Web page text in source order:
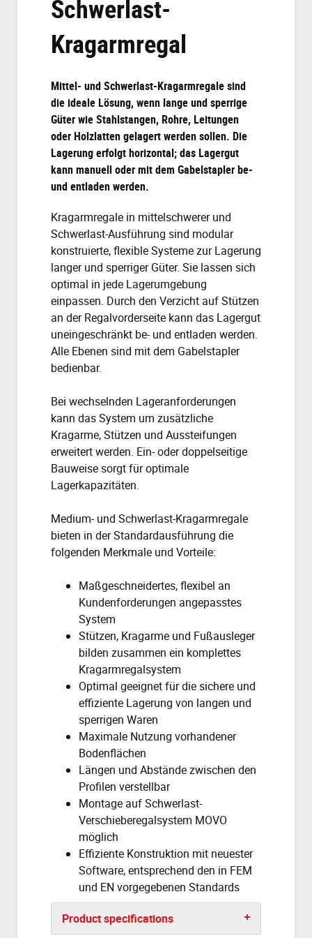
Schwerlast-
Kragarmregal
Mittel- und Schwerlast-Kragarmregale sind
die ideale Lösung, wenn lange und sperrige
Güter wie Stahlstangen, Rohre, Leitungen
oder Holzlatten gelagert werden sollen. Die
Lagerung erfolgt horizontal; das Lagergut
kann manuell oder mit dem Gabelstapler be-
und entladen werden.
Kragarmregale in mittelschwerer und
Schwerlast-Ausführung sind modular
konstruierte, flexible Systeme zur Lagerung
langer und sperriger Güter. Sie lassen sich
optimal in jede Lagerumgebung
einpassen. Durch den Verzicht auf Stützen
an der Regalvorderseite kann das Lagergut
uneingeschränkt be- und entladen werden.
Alle Ebenen sind mit dem Gabelstapler
bedienbar.
Bei wechselnden Lageranforderungen
kann das System um zusätzliche
Kragarme, Stützen und Aussteifungen
erweitert werden. Ein- oder doppelseitige
Bauweise sorgt für optimale
Lagerkapazitäten.
Medium- und Schwerlast-Kragarmregale
bieten in der Standardausführung die
folgenden Merkmale und Vorteile:
Maßgeschneidertes, flexibel an
Kundenforderungen angepasstes
System
Stützen, Kragarme und Fußausleger
bilden zusammen ein komplettes
Kragarmregalsystem
Optimal geeignet für die sichere und
effiziente Lagerung von langen und
sperrigen Waren
Maximale Nutzung vorhandener
Bodenflächen
Längen und Abstände zwischen den
Profilen verstellbar
Montage auf Schwerlast-
Verschieberegalsystem MOVO
möglich
Effiziente Konstruktion mit neuester
Software, entsprechend den in FEM
und EN vorgegebenen Standards
Product specifications